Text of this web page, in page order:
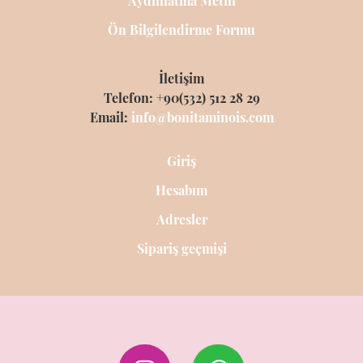
Ön Bilgilendirme Formu
İletişim
Telefon: +90(532) 512 28 29
Email: info@bonitaminois.com
Giriş
Hesabım
Adresler
Sipariş geçmişi